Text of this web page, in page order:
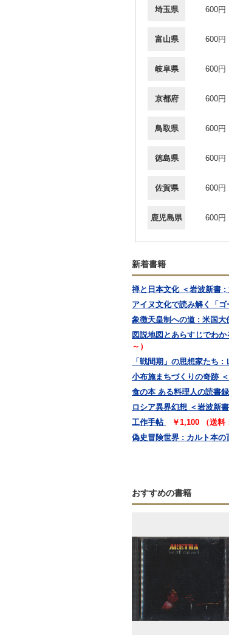
埼玉県 600円
富山県 600円
岐阜県 600円
京都府 600円
鳥取県 600円
徳島県 600円
佐賀県 600円
鹿児島県 600円
新着書籍
禅と日本文化 ＜岩波新書 ;
アイヌ文化で読み解く「
象徴天皇制への道 : 米国大
図説地図とあらすじでわ
～）
「戦間期」の思想家たち
小布施まちづくりの奇跡
食の本 ある料理人の読書録
ロシア異界幻想 ＜岩波新書
工作手帖
￥1,100 （送料
偽史冒険世界 : カルト本の
おすすめの書籍